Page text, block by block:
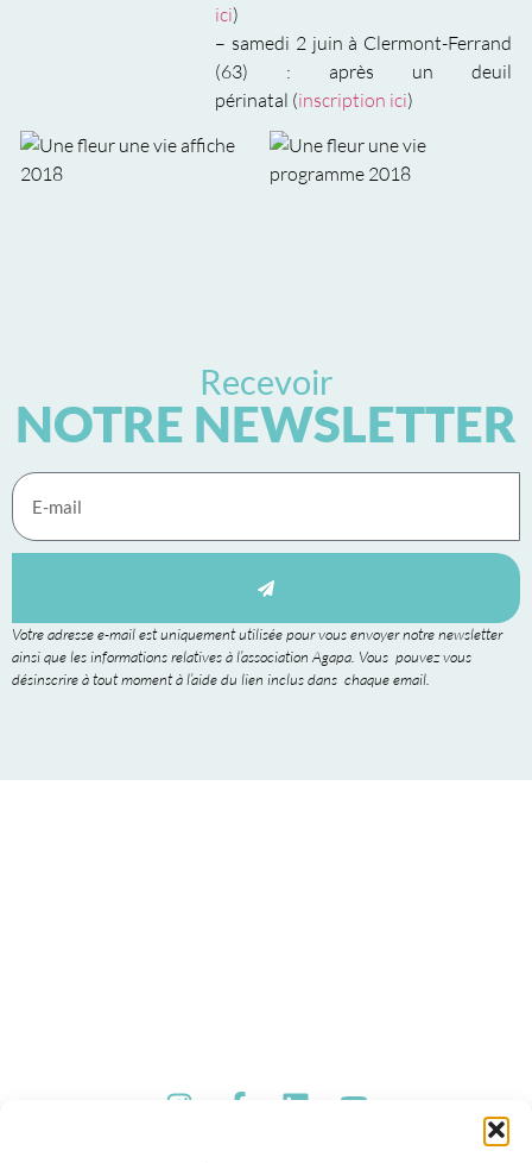
ici)
– samedi 2 juin à Clermont-Ferrand
(63) : après un deuil
périnatal (inscription ici)
Recevoir
NOTRE NEWSLETTER
Votre adresse e-mail est uniquement utilisée pour vous envoyer notre newsletter
ainsi que les informations relatives à l’association Agapa. Vous pouvez vous
désinscrire à tout moment à l’aide du lien inclus dans chaque email.